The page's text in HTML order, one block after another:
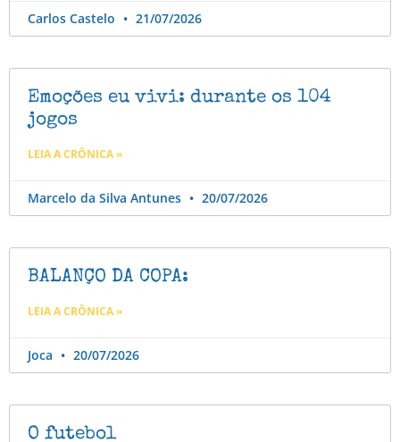
Carlos Castelo 21/07/2026
Emoções eu vivi: durante os 104
jogos
LEIA A CRÔNICA »
Marcelo da Silva Antunes 20/07/2026
BALANÇO DA COPA:
LEIA A CRÔNICA »
Joca 20/07/2026
O futebol